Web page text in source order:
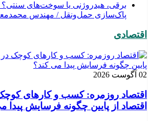
برقی، هیدروژنی یا سوخت‌های سنتی؟
پاک‌سازی حمل‌ونقل / مهندس
اقتصادی
02 آگوست 2026
اقتصاد روزمره: کسب‌ و کارهای کوچک
اقتصاد از پایین چگونه فرسایش پیدا